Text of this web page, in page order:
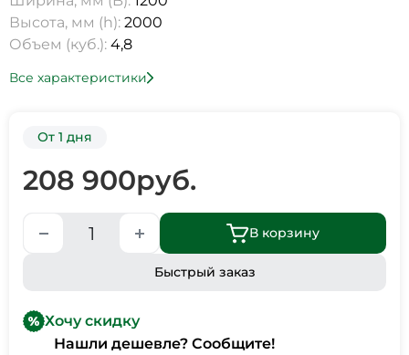
Высота, мм (h): 2000
Объем (куб.): 4,8
Все характеристики
От 1 дня
208 900руб.
В корзину
Быстрый заказ
Хочу скидку
Нашли дешевле? Сообщите!